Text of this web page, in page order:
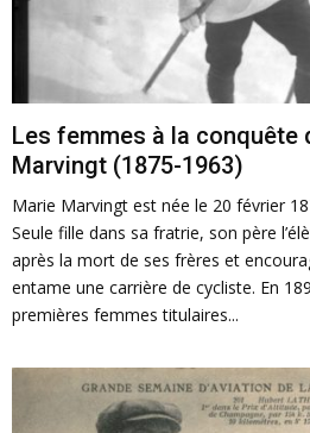
Les femmes à la conquête
Marvingt (1875-1963)
Marie Marvingt est née le 20 février
Seule fille dans sa fratrie, son père
après la mort de ses frères et
entame une carrière de cycliste. En
premières femmes titulaires...